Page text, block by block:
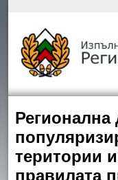
територии
правилата